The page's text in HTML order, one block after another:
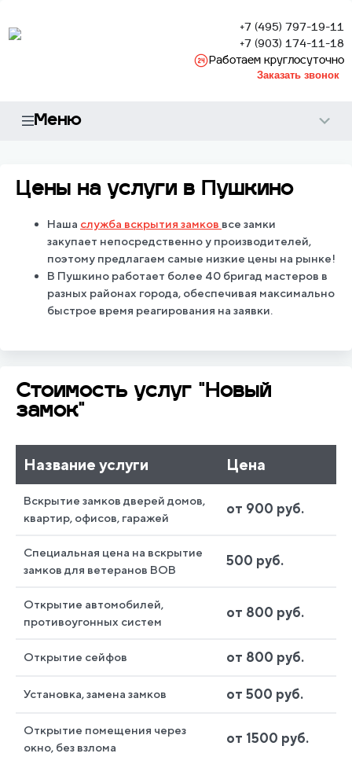
+7 (495) 797-19-11
+7 (903) 174-11-18
Работаем круглосуточно
Заказать звонок
Меню
Цены на услуги в Пушкино
Наша служба вскрытия замков все замки
закупает непосредственно у производителей,
поэтому предлагаем самые низкие цены на рынке!
В Пушкино работает более 40 бригад мастеров в
разных районах города, обеспечивая максимально
быстрое время реагирования на заявки.
Стоимость услуг "Новый
замок"
Название услуги Цена
Вскрытие замков дверей домов,
квартир, офисов, гаражей
от 900 руб.
Специальная цена на вскрытие
замков для ветеранов ВОВ
500 руб.
Открытие автомобилей,
противоугонных систем
от 800 руб.
Открытие сейфов от 800 руб.
Установка, замена замков от 500 руб.
Открытие помещения через
окно, без взлома
от 1500 руб.